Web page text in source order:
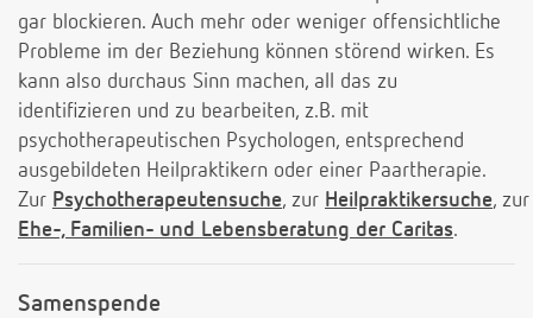
gar blockieren. Auch mehr oder weniger offensichtliche
Probleme im der Beziehung können störend wirken. Es
kann also durchaus Sinn machen, all das zu
identifizieren und zu bearbeiten, z.B. mit
psychotherapeutischen Psychologen, entsprechend
ausgebildeten Heilpraktikern oder einer Paartherapie.
Zur Psychotherapeutensuche, zur Heilpraktikersuche, zur
Ehe-, Familien- und Lebensberatung der Caritas.
Samenspende